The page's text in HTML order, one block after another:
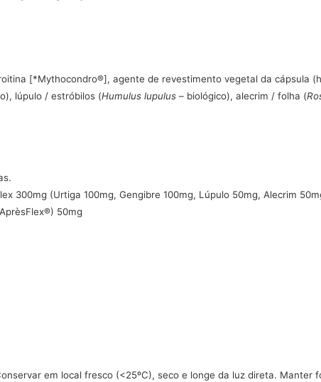
[*Mythocondro®], agente de revestimento vegetal da cápsula
lúpulo / estróbilos (Humulus lupulus – biológico), alecrim / folha (
300mg (Urtiga 100mg, Gengibre 100mg, Lúpulo 50mg, Alecrim
50mg
em local fresco (<25ºC), seco e longe da luz direta.